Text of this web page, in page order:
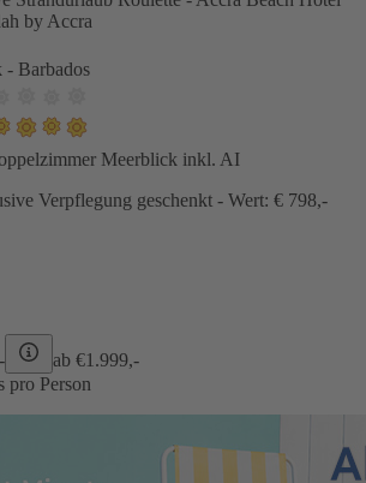
by Accra
- Barbados
Meerblick inkl. AI
Verpflegung geschenkt - Wert: € 798,-
ab €1.999,-
pro Person